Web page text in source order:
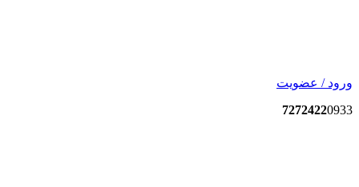
ورود / عضویت
72724220933